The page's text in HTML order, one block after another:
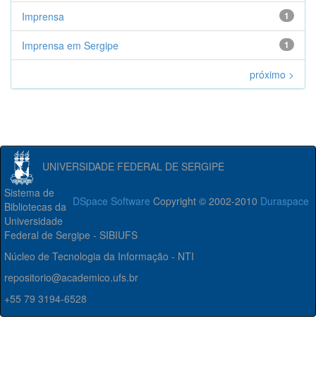
1
Imprensa
1
Imprensa em Sergipe
próximo >
UNIVERSIDADE FEDERAL DE SERGIPE
DSpace Software Copyright © 2002-2010 Duraspace
Sistema de
Bibliotecas da
Universidade
Federal de Sergipe - SIBIUFS
Núcleo de Tecnologia da Informação - NTI
repositorio@academico.ufs.br
+55 79 3194-6528